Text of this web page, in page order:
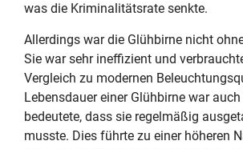
was die Kriminalitätsrate senkte.
Allerdings war die Glühbirne nicht
Sie war sehr ineffizient und
Vergleich zu modernen
Lebensdauer einer Glühbirne war
bedeutete, dass sie regelmäßig
musste. Dies führte zu einer höheren